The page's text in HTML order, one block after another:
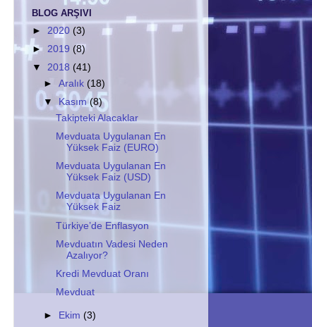
BLOG ARŞIVI
► 2020 (3)
► 2019 (8)
▼ 2018 (41)
►Aralık (18)
▼
Kasım(8)
Takipteki Alacaklar
Mevduata Uygulanan En
Yüksek Faiz (EURO)
Mevduata Uygulanan En
Yüksek Faiz (USD)
Mevduata Uygulanan En
Yüksek Faiz
Türkiye’de Enflasyon
Mevduatın Vadesi Neden
Azalıyor?
Kredi Mevduat Oranı
Mevduat
► Ekim(3)